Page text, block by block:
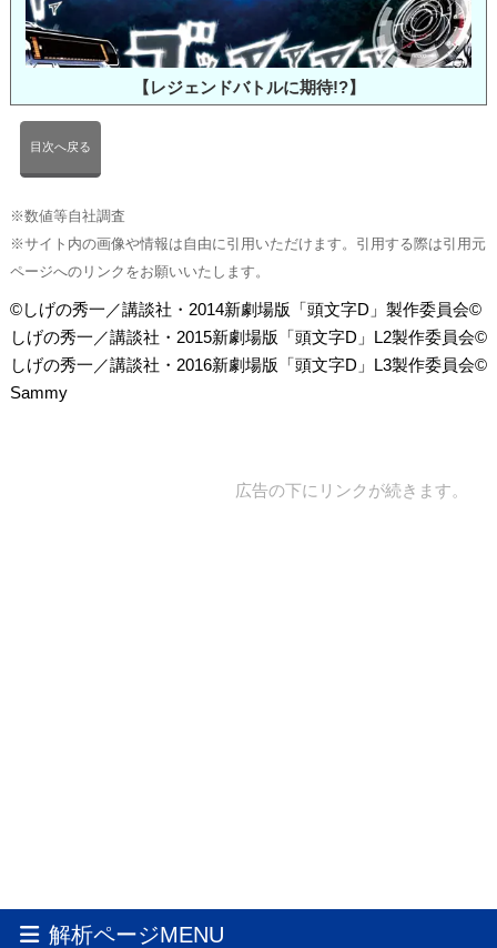
【レジェンドバトルに期待!?】
目次へ戻る
※数値等自社調査
※サイト内の画像や情報は自由に引用いただけます。引用する際は引用元
ページへのリンクをお願いいたします。
©しげの秀一／講談社・2014新劇場版「頭文字D」製作委員会©
しげの秀一／講談社・2015新劇場版「頭文字D」L2製作委員会©
しげの秀一／講談社・2016新劇場版「頭文字D」L3製作委員会©
Sammy
広告の下にリンクが続きます。
解析ページMENU